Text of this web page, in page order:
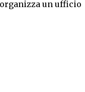
un ufficio